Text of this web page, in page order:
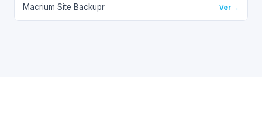
Macrium Site Backupr Ver →